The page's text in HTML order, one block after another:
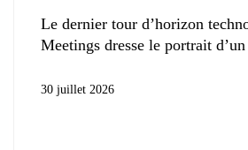
Le dernier tour d’horizon
Meetings dresse le portrait
30 juillet 2026